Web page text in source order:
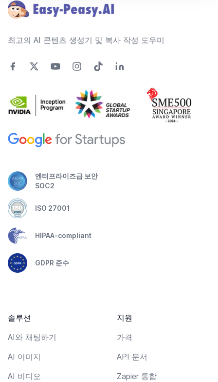
최고의 AI 콘텐츠 생성기 및 복사 작성 도우미
엔터프라이즈급 보안
SOC2
ISO 27001
HIPAA-compliant
GDPR 준수
솔루션
AI와 채팅하기
AI 이미지
AI 비디오
지원
가격
API 문서
Zapier 통합